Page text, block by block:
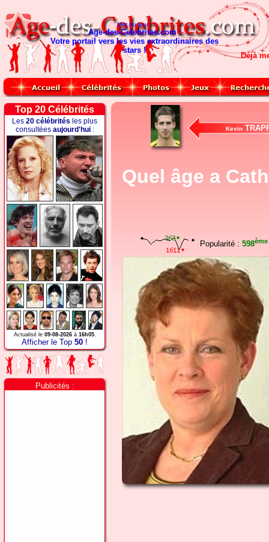
Mot du jour :
Age-des-Celebrites.com :
Votre portail vers les vies extraordinaires des
stars !
Déjà
Top 20 Célébrités
Les 20 célébrités les plus
consultées aujourd'hui:
Actualisé le 09-08-2026à 16h05.
Afficher le Top 50 !
Publicités :
Kevin
Quel âge a
Popularité : 598ème